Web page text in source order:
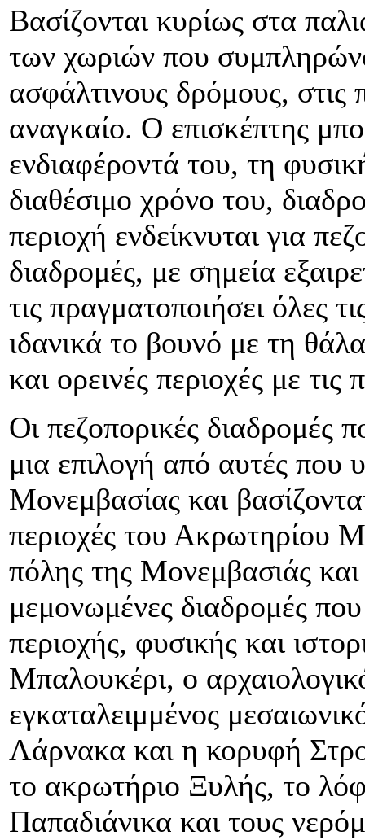
Βασίζονται κυρίως στα
των χωριών που
ασφάλτινους δρόμους, στις
αναγκαίο. Ο επισκέπτης
ενδιαφέροντά του, τη
διαθέσιμο χρόνο του,
περιοχή ενδείκνυται για
διαδρομές, με σημεία
τις πραγματοποιήσει όλες
ιδανικά το βουνό με τη
και ορεινές περιοχές με
Οι πεζοπορικές διαδρομές
μια επιλογή από αυτές
Μονεμβασίας και
περιοχές του Ακρωτηρίου
πόλης της Μονεμβασιάς
μεμονωμένες διαδρομές
περιοχής, φυσικής και
Μπαλουκέρι, ο
εγκαταλειμμένος
Λάρνακα και η κορυφή
το ακρωτήριο Ξυλής, το
Παπαδιάνικα και τους